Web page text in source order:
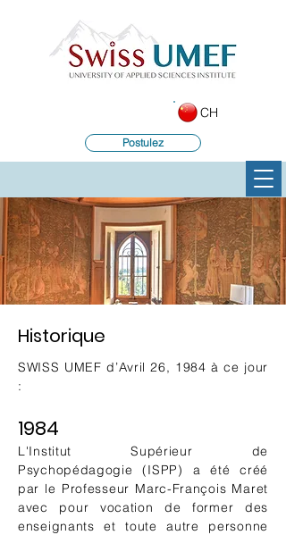
Postulez
CH
Historique
SWISS UMEF d’Avril 26, 1984 à ce jour
:
1984
L'Institut Supérieur de
Psychopédagogie (ISPP) a été créé
par le Professeur Marc-François Maret
avec pour vocation de former des
enseignants et toute autre personne